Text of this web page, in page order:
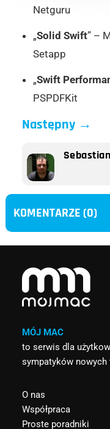
Netguru
„Solid Swift” –
Setapp
„Swift
PSPDFKit
Następny→
KOMENTARZE (0)
MÓJ MAC
to serwis dla
sympatyków
O nas
Współpraca
Proste poradniki